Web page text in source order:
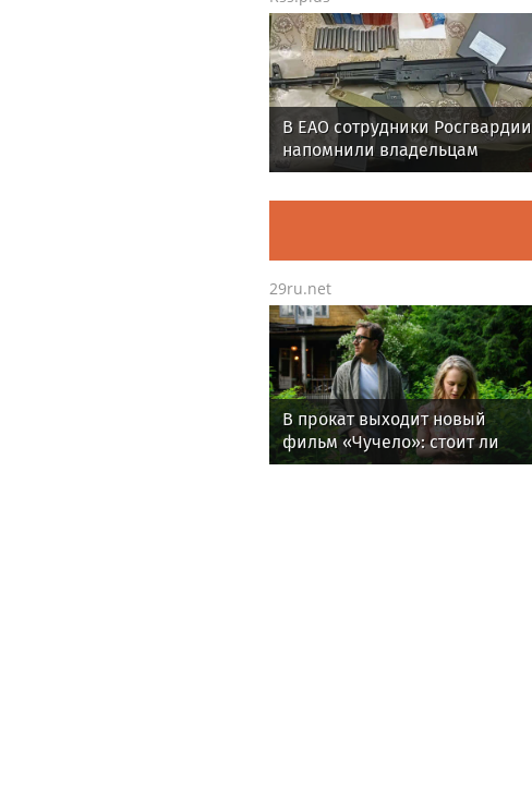
В ЕАО сотрудники Росгвардии
напомнили владельцам
оружия о последствиях
несвоевременной оплаты
29ru.net
В прокат выходит новый
фильм «Чучело»: стоит ли
смотреть и что говорят